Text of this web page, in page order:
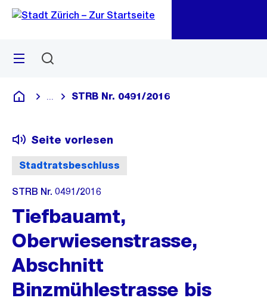
Navigation
Sprunglink
Menü
Deutsch
Blende alle Breadcrumbs ein
STRB Nr. 0491/2016
Stadtratsbeschluss
Seite vorlesen
STRB Nr. 0491/2016
Tiefbauamt,
Oberwiesenstrasse,
Abschnitt
Binzmühlestrasse bis